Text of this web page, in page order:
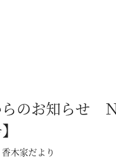
のお知らせ
木家だより